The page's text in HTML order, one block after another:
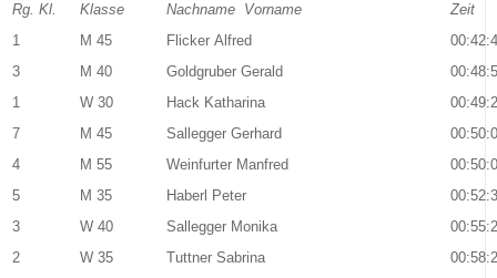
Rg. Kl.
Klasse Nachname Vorname
Zeit
1
M 45 Flicker Alfred
3
M 40 Goldgruber Gerald
1
W 30 Hack Katharina
7
M 45 Sallegger Gerhard
4
M 55 Weinfurter Manfred
5
M 35 Haberl Peter
3
W 40 Sallegger Monika
2
W 35 Tuttner Sabrina